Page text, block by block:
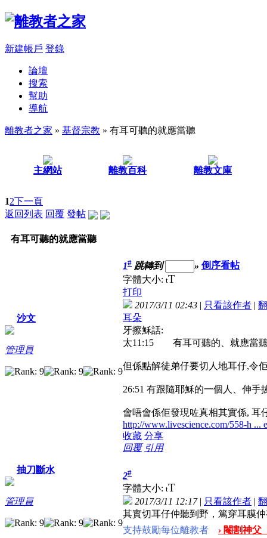
新建帳戶 登錄
論壇
搜索
幫助
導航
離教者之家 » 基督宗教 » 有耳可聽的就應當聽
主網站 離教百科 離教文庫
12下一頁
返回列表 回覆 發帖
有耳可聽的就應當聽
沙文
管理員
1# 跳轉到 » 倒序看帖
字體大小: tT
打印
2017/3/11 02:43 | 只看該作者 |
耳朵
牙擦穌話:
太11:15 有耳可聽的、就應當
但係點解徒弟仔要切人地耳仔,令
26:51 有跟隨耶穌的一個人、伸
會唔會係佢發現咗真相其實係, 耳
http://www.livescience.com/558-h ...
收藏 分享
回覆 引用
抽刀斷水
管理員
2#
字體大小: tT
2017/3/11 12:17| 只看該作者 |
其實切耳仔仲聽到野，篤穿耳膜
支持鼓勵每位離教者
› 閹割神